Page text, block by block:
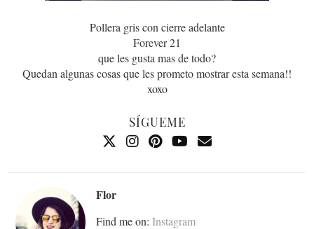
Pollera gris con cierre adelante
Forever 21
que les gusta mas de todo?
Quedan algunas cosas que les prometo mostrar esta semana!!
xoxo
SÍGUEME
Flor
Find me on: Instagram